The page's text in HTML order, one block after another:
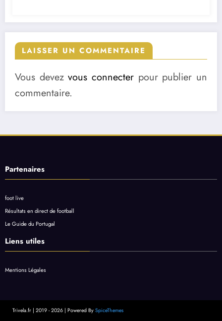
LAISSER UN COMMENTAIRE
Vous devezvous connecter pour publier un
commentaire.
Partenaires
foot live
Résultats en direct de football
Le Guide du Portugal
Liens utiles
Mentions Légales
Trivela.fr | 2019 - 2026 | Powered By SpiceThemes